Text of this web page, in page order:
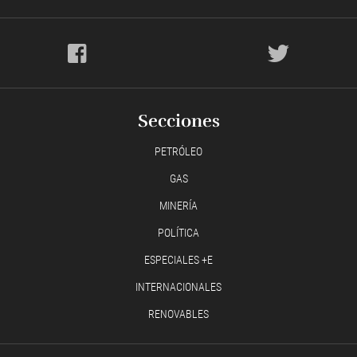
Secciones
PETRÓLEO
GAS
MINERÍA
POLÍTICA
ESPECIALES +E
INTERNACIONALES
RENOVABLES